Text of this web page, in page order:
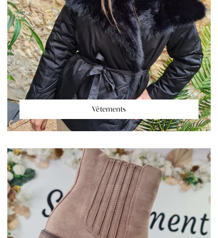
Vêtements